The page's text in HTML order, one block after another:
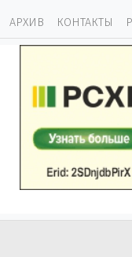
АРХИВ КОНТАКТЫ